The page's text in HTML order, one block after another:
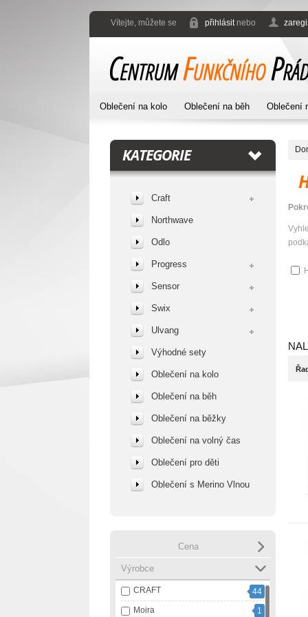
Vítejte, můžete se přihlásitnebo
Oblečení na kolo Oblečení na běh Oblečení
KATEGORIE
Craft
Northwave
Odlo
Progress
Sensor
Swix
Ulvang
Výhodné sety
Oblečení na kolo
Oblečení na běh
Oblečení na běžky
Oblečení na volný čas
Oblečení pro děti
Oblečení s Merino Vlnou
Cena
Výrobce
CRAFT
44
Moira
1